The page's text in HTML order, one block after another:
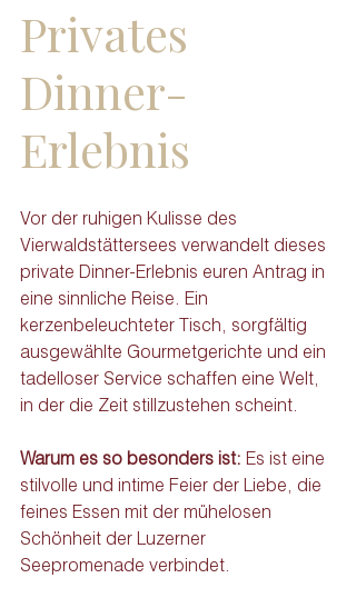
Privates
Dinner-
Erlebnis
Vor der ruhigen Kulisse des
Vierwaldstättersees verwandelt dieses
private Dinner-Erlebnis euren Antrag in
eine sinnliche Reise. Ein
kerzenbeleuchteter Tisch, sorgfältig
ausgewählte Gourmetgerichte und ein
tadelloser Service schaffen eine Welt,
in der die Zeit stillzustehen scheint.
Warum es so besonders ist: Es ist eine
stilvolle und intime Feier der Liebe, die
feines Essen mit der mühelosen
Schönheit der Luzerner
Seepromenade verbindet.